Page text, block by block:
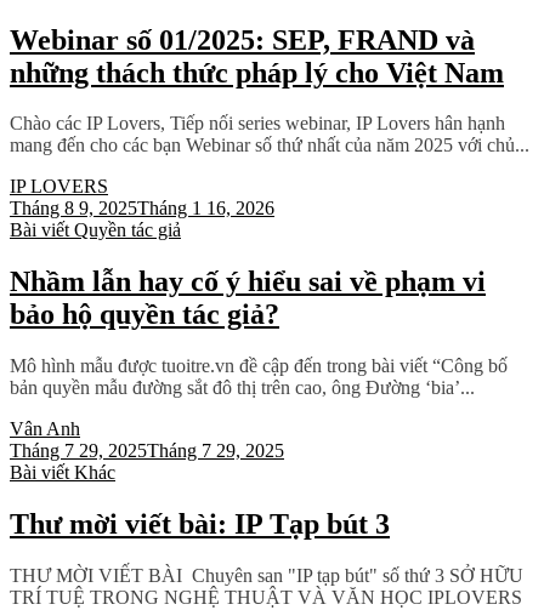
Webinar số 01/2025: SEP, FRAND và
những thách thức pháp lý cho Việt Nam
Chào các IP Lovers, Tiếp nối series webinar, IP Lovers hân hạnh
mang đến cho các bạn Webinar số thứ nhất của năm 2025 với chủ...
IP LOVERS
Tháng 8 9, 2025Tháng 1 16, 2026
Bài viết Quyền tác giả
Nhầm lẫn hay cố ý hiểu sai về phạm vi
bảo hộ quyền tác giả?
Mô hình mẫu được tuoitre.vn đề cập đến trong bài viết “Công bố
bản quyền mẫu đường sắt đô thị trên cao, ông Đường ‘bia’...
Vân Anh
Tháng 7 29, 2025Tháng 7 29, 2025
Bài viết Khác
Thư mời viết bài: IP Tạp bút 3
THƯ MỜI VIẾT BÀI Chuyên san "IP tạp bút" số thứ 3 SỞ HỮU
TRÍ TUỆ TRONG NGHỆ THUẬT VÀ VĂN HỌC IPLOVERS